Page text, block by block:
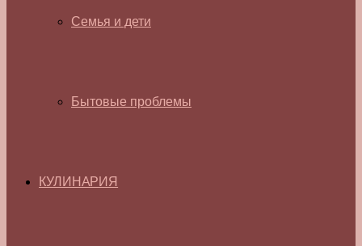
Семья и дети
Бытовые проблемы
КУЛИНАРИЯ